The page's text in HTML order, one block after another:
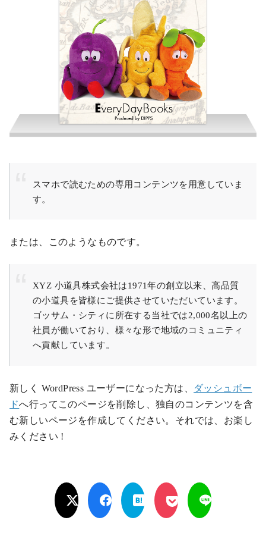
スマホで読むための専用コンテンツを用意していま
す。
または、このようなものです。
XYZ 小道具株式会社は1971年の創立以来、高品質
の小道具を皆様にご提供させていただいています。
ゴッサム・シティに所在する当社では2,000名以上の
社員が働いており、様々な形で地域のコミュニティ
へ貢献しています。
新しく WordPress ユーザーになった方は、
ダッシュボー
ドへ行ってこのページを削除し、独自のコンテンツを含
む新しいページを作成してください。それでは、お楽し
みください !